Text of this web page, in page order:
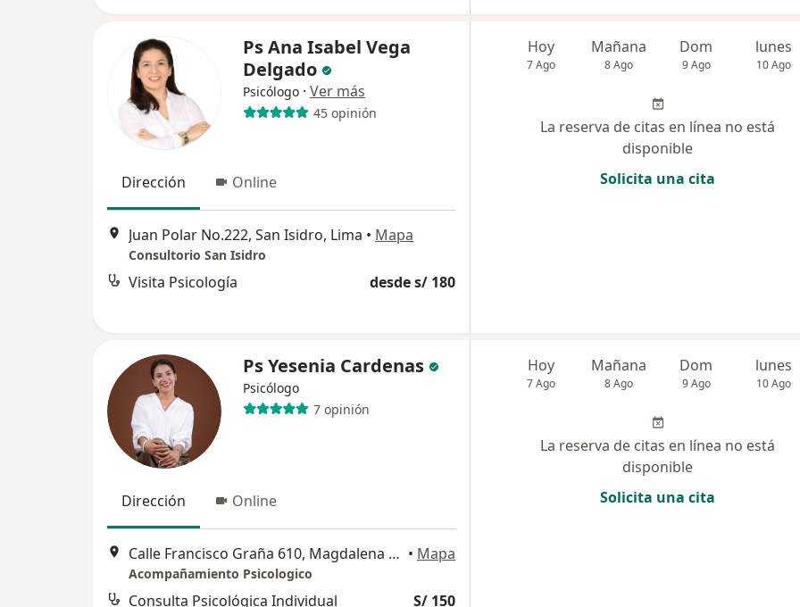
Ps Ana Isabel Vega
Delgado
Psicólogo · Ver más
45 opinión
Dirección Online
Juan Polar No.222, San Isidro, Lima • Mapa
Consultorio San Isidro
Visita Psicología desde s/ 180
Hoy
7 Ago
Mañana
8 Ago
Dom
9 Ago
lunes
10 Ago
La reserva de citas en línea no está
disponible
Solicita una cita
Ps Yesenia Cardenas
Psicólogo
7 opinión
Dirección Online
Calle Francisco Graña 610, Magdalena del Mar • Mapa
Acompañamiento Psicologico
Consulta Psicológica Individual S/ 150
Hoy
7 Ago
Mañana
8 Ago
Dom
9 Ago
lunes
10 Ago
La reserva de citas en línea no está
disponible
Solicita una cita